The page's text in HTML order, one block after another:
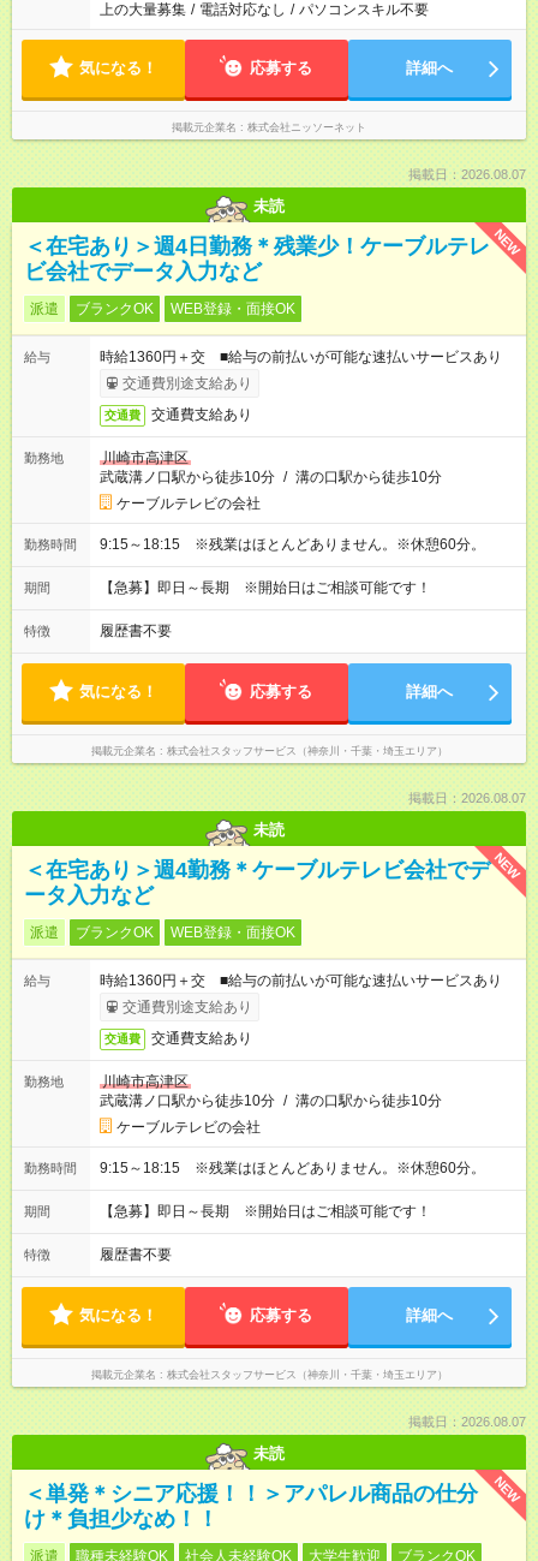
上の大量募集 / 電話対応なし / パソコンスキル不要
気になる！ 応募する 詳細へ
掲載元企業名 株式会社ニッソーネット
掲載日：2026.08.07
未読
NEW
＜在宅あり＞週4日勤務＊残業少！ケーブルテレ
ビ会社でデータ入力など
派遣 ブランクOK WEB登録・面接OK
給与
時給1360円＋交 ■給与の前払いが可能な速払いサービスあり
交通費別途支給あり
交通費 交通費支給あり
勤務地
川崎市高津区
武蔵溝ノ口駅から徒歩10分 / 溝の口駅から徒歩10分
ケーブルテレビの会社
勤務時間 9:15～18:15 ※残業はほとんどありません。※休憩60分。
期間 【急募】即日～長期 ※開始日はご相談可能です！
特徴 履歴書不要
気になる！ 応募する 詳細へ
掲載元企業名 株式会社スタッフサービス（神奈川・千葉・埼玉エリア）
掲載日：2026.08.07
未読
NEW
＜在宅あり＞週4勤務＊ケーブルテレビ会社でデ
ータ入力など
派遣 ブランクOK WEB登録・面接OK
給与
時給1360円＋交 ■給与の前払いが可能な速払いサービスあり
交通費別途支給あり
交通費 交通費支給あり
勤務地
川崎市高津区
武蔵溝ノ口駅から徒歩10分 / 溝の口駅から徒歩10分
ケーブルテレビの会社
勤務時間 9:15～18:15 ※残業はほとんどありません。※休憩60分。
期間 【急募】即日～長期 ※開始日はご相談可能です！
特徴 履歴書不要
気になる！ 応募する 詳細へ
掲載元企業名 株式会社スタッフサービス（神奈川・千葉・埼玉エリア）
掲載日：2026.08.07
未読
NEW
＜単発＊シニア応援！！＞アパレル商品の仕分
け＊負担少なめ！！
派遣 職種未経験OK 社会人未経験OK 大学生歓迎
ブランクOK